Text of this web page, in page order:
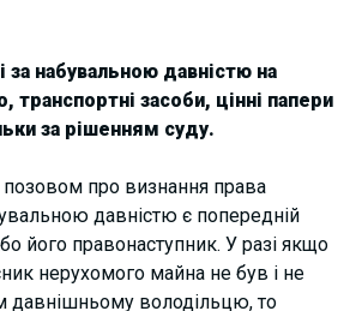
за набувальною давністю на
транспортні засоби, цінні папери
за рішенням суду.
позовом про визнання права
давністю є попередній
його правонаступник. У разі якщо
нерухомого майна не був і не
давнішньому володільцю, то